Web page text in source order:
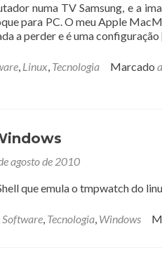
numa TV Samsung, e a
para PC. O meu Apple
a perder e é uma configuração
, Linux, Tecnologia Marcado
agosto de 2010
que emula o tmpwatch do
Software, Tecnologia, Windows